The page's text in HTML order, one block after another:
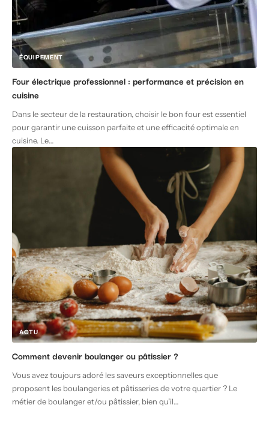
ÉQUIPEMENT
Four électrique professionnel : performance et précision en
cuisine
Dans le secteur de la restauration, choisir le bon four est essentiel
pour garantir une cuisson parfaite et une efficacité optimale en
cuisine. Le…
ACTU
Comment devenir boulanger ou pâtissier ?
Vous avez toujours adoré les saveurs exceptionnelles que
proposent les boulangeries et pâtisseries de votre quartier ? Le
métier de boulanger et/ou pâtissier, bien qu’il…